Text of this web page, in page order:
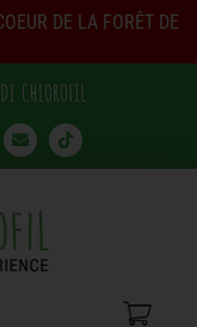
DE LA FORÊT DE
CHLOROFIL